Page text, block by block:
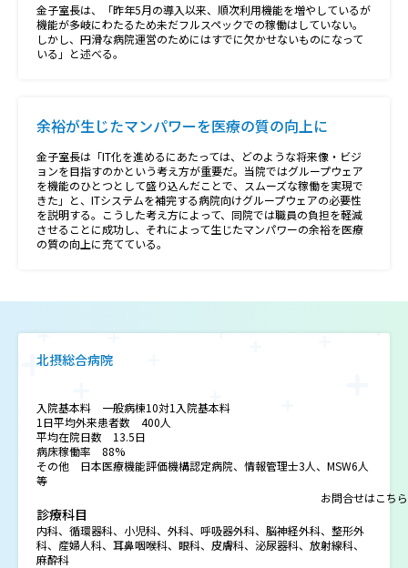
お問合せはこちら
金子室長は、「昨年5月の導入以来、順次利用機能を増やしているが
機能が多岐にわたるため未だフルスペックでの稼働はしていない。
しかし、円滑な病院運営のためにはすでに欠かせないものになって
いる」と述べる。
余裕が生じたマンパワーを医療の質の向上に
金子室長は「IT化を進めるにあたっては、どのような将来像・ビジ
ョンを目指すのかという考え方が重要だ。当院ではグループウェア
を機能のひとつとして盛り込んだことで、スムーズな稼働を実現で
きた」と、ITシステムを補完する病院向けグループウェアの必要性
を説明する。こうした考え方によって、同院では職員の負担を軽減
させることに成功し、それによって生じたマンパワーの余裕を医療
の質の向上に充てている。
北摂総合病院
入院基本料 一般病棟10対1入院基本料
1日平均外来患者数 400人
平均在院日数 13.5日
病床稼働率 88%
その他 日本医療機能評価機構認定病院、情報管理士3人、MSW6人
等
診療科目
内科、循環器科、小児科、外科、呼吸器外科、脳神経外科、整形外
科、産婦人科、耳鼻咽喉科、眼科、皮膚科、泌尿器科、放射線科、
麻酔科